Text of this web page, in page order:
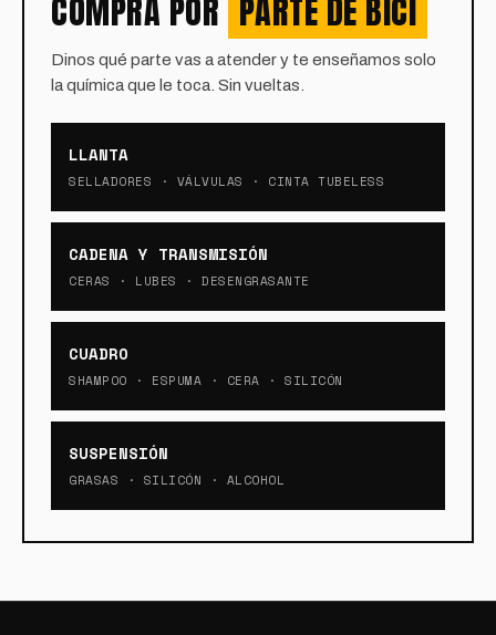
COMPRA POR PARTE DE BICI
Dinos qué parte vas a atender y te enseñamos solo
la química que le toca. Sin vueltas.
LLANTA
SELLADORES · VÁLVULAS · CINTA TUBELESS
CADENA Y TRANSMISIÓN
CERAS · LUBES · DESENGRASANTE
CUADRO
SHAMPOO · ESPUMA · CERA · SILICÓN
SUSPENSIÓN
GRASAS · SILICÓN · ALCOHOL